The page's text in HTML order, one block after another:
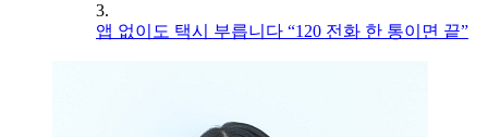
3.
앱 없이도 택시 부릅니다 “120 전화 한 통이면 끝”